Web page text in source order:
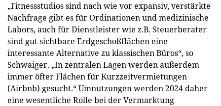
„Fitnessstudios sind nach wie vor expansiv, verstärkte
Nachfrage gibt es für Ordinationen und medizinische
Labors, auch für Dienstleister wie z.B. Steuerberater
sind gut sichtbare Erdgeschoßflächen eine
interessante Alternative zu klassischen Büros“, so
Schwaiger. „In zentralen Lagen werden außerdem
immer öfter Flächen für Kurzzeitvermietungen
(Airbnb) gesucht.“ Umnutzungen werden 2024 daher
eine wesentliche Rolle bei der Vermarktung